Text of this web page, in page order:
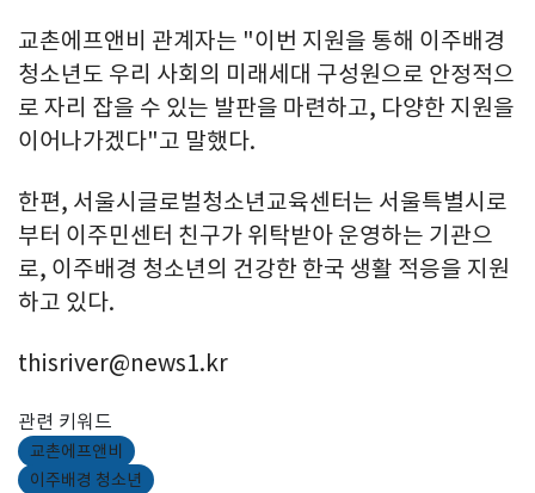
교촌에프앤비 관계자는 "이번 지원을 통해 이주배경
청소년도 우리 사회의 미래세대 구성원으로 안정적으
로 자리 잡을 수 있는 발판을 마련하고, 다양한 지원을
이어나가겠다"고 말했다.
한편, 서울시글로벌청소년교육센터는 서울특별시로
부터 이주민센터 친구가 위탁받아 운영하는 기관으
로, 이주배경 청소년의 건강한 한국 생활 적응을 지원
하고 있다.
thisriver@news1.kr
관련 키워드
교촌에프앤비
이주배경 청소년